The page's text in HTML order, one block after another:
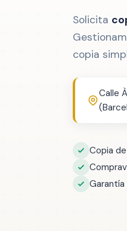
Solicita
copia
Calle
Copia